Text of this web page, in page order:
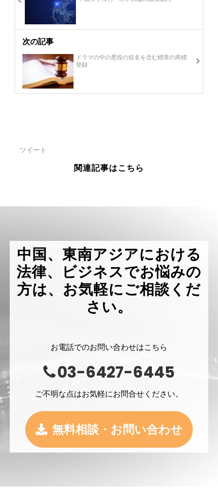
次の記事
ドラマの中の悪役の役名を含む標章の商標
登録
ツイート
関連記事はこちら
中国、東南アジアにおける
法律、ビジネスでお悩みの
方は、お気軽にご相談くだ
さい。
お電話でのお問い合わせはこちら
03-6427-6445
ご不明な点はお気軽にお問合せください。
無料相談・お問い合わせ